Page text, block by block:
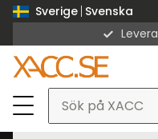
Sverige Svenska